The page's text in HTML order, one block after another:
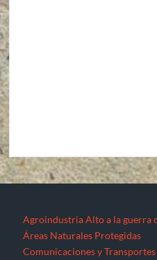
Agroindustria Alto a la guerra
Áreas Naturales Protegidas
Comunicaciones y Transportes